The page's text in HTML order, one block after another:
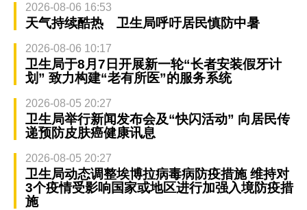
2026-08-06 16:53
天气持续酷热 卫生局呼吁居民慎防中暑
2026-08-06 10:17
卫生局于8月7日开展新一轮“长者安装假牙计
划” 致力构建“老有所医”的服务系统
2026-08-05 20:27
卫生局举行新闻发布会及“快闪活动” 向居民传
递预防皮肤癌健康讯息
2026-08-05 20:27
卫生局动态调整埃博拉病毒病防疫措施 维持对
3个疫情受影响国家或地区进行加强入境防疫措
施